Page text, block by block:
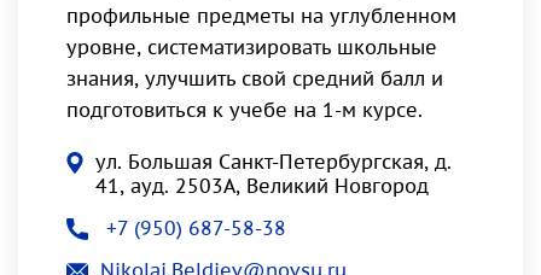
профильные предметы на углубленном
уровне, систематизировать школьные
знания, улучшить свой средний балл и
подготовиться к учебе на 1-м курсе.
ул. Большая Санкт-Петербургская, д.
41, ауд. 2503А, Великий Новгород
+7 (950) 687-58-38
Nikolai.Beldiev@novsu.ru